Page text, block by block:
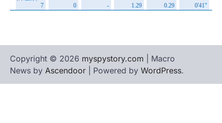
Copyright © 2026 myspystory.com | Macro
News by Ascendoor | Powered by WordPress.